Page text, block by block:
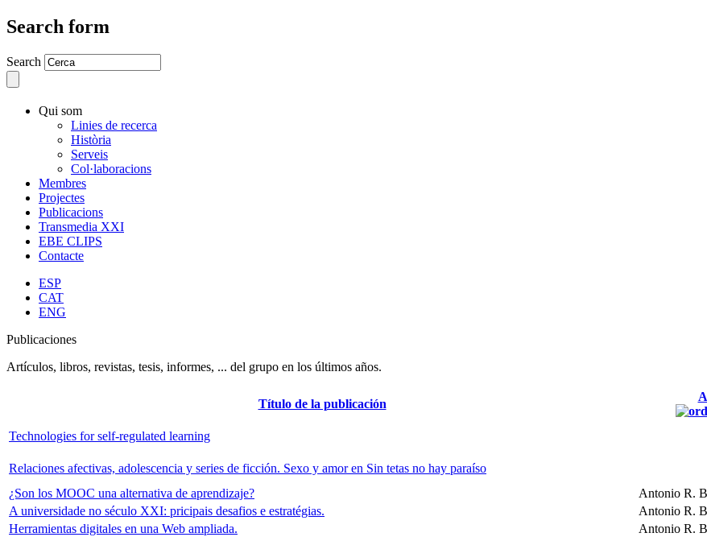
Search form
Search
Qui som
Linies de recerca
Història
Serveis
Col·laboracions
Membres
Projectes
Publicacions
Transmedia XXI
EBE CLIPS
Contacte
ESP
CAT
ENG
Publicaciones
Artículos, libros, revistas, tesis, informes, ... del grupo en los últimos años.
Título de la publicación
Technologies for self-regulated learning
Relaciones afectivas, adolescencia y series de ficción. Sexo y amor en Sin tetas no hay paraíso
¿Son los MOOC una alternativa de aprendizaje?
Antonio R.
A universidade no século XXI: pricipais desafios e estratégias.
Antonio R.
Herramientas digitales en una Web ampliada.
Antonio R.